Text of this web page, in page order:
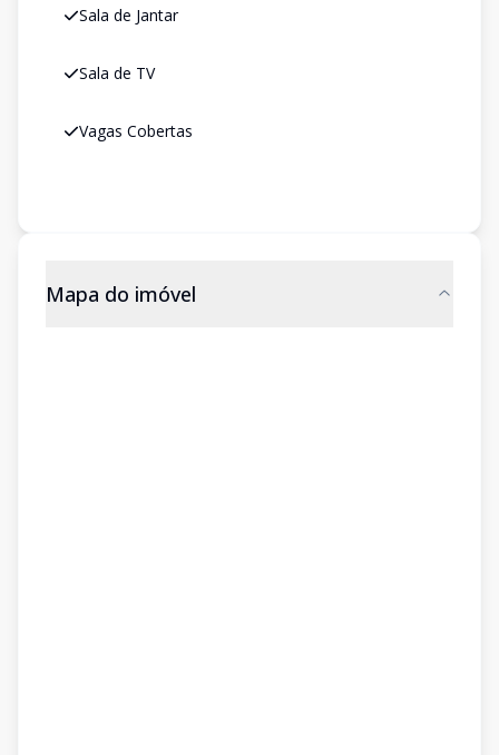
Sala de Jantar
Sala de TV
Vagas Cobertas
Mapa do imóvel